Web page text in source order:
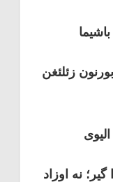
زئلئغن
گیر؛ نه اوزاد